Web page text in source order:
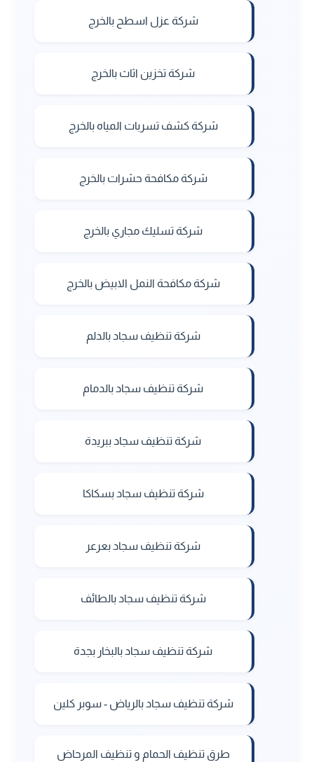
شركة عزل اسطح بالخرج
شركة تخزين اثاث بالخرج
شركة كشف تسربات المياه بالخرج
شركة مكافحة حشرات بالخرج
شركة تسليك مجاري بالخرج
شركة مكافحة النمل الابيض بالخرج
شركة تنظيف سجاد بالدلم
شركة تنظيف سجاد بالدمام
شركة تنظيف سجاد ببريدة
شركة تنظيف سجاد بسكاكا
شركة تنظيف سجاد بعرعر
شركة تنظيف سجاد بالطائف
شركة تنظيف سجاد بالبخار بجدة
شركة تنظيف سجاد بالرياض - سوبر كلين
طرق تنظيف الحمام و تنظيف المرحاض